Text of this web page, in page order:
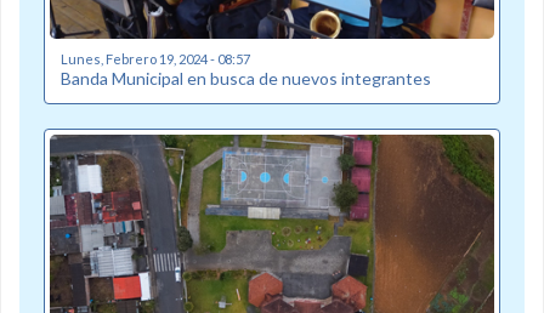
Lunes, Febrero 19, 2024 - 08:57
Banda Municipal en busca de nuevos integrantes